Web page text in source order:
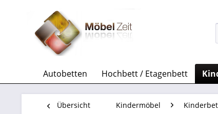
Autobetten Hochbett / Etagenbett
Übersicht Kindermöbel